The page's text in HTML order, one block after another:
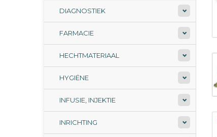
DIAGNOSTIEK
FARMACIE
HECHTMATERIAAL
HYGIËNE
INFUSIE, INJEKTIE
INRICHTING